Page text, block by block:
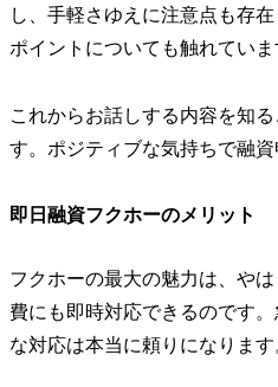
し、手軽さゆえに注意点も存
ポイントについても触れてい
これからお話しする内容を知
す。ポジティブな気持ちで融
即日融資フクホーのメリット
フクホーの最大の魅力は、や
費にも即時対応できるのです
な対応は本当に頼りになりま